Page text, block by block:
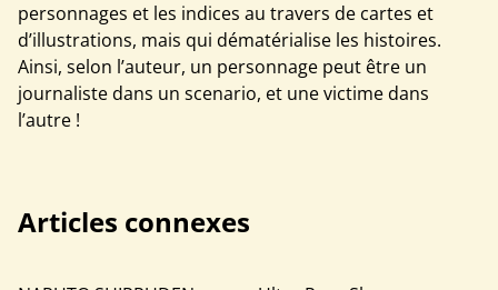
personnages et les indices au travers de cartes et
d’illustrations, mais qui dématérialise les histoires.
Ainsi, selon l’auteur, un personnage peut être un
journaliste dans un scenario, et une victime dans
l’autre !
Articles connexes